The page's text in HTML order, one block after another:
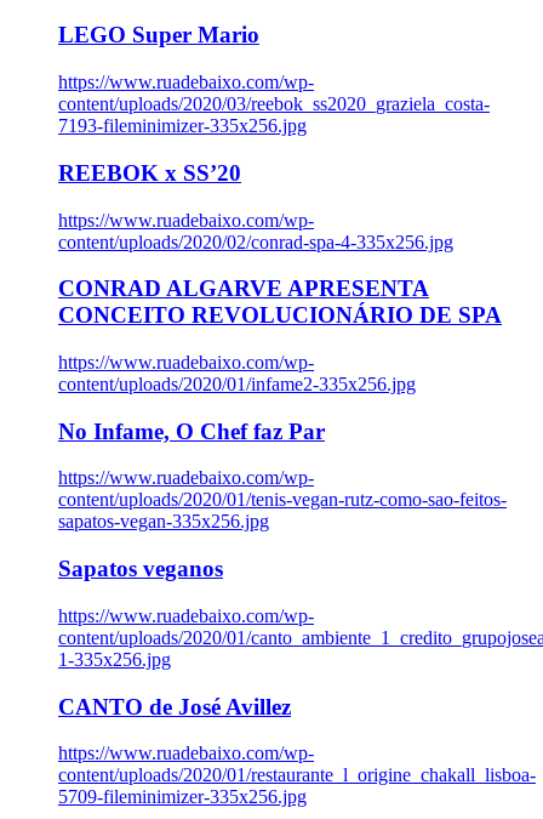
LEGO Super Mario
https://www.ruadebaixo.com/wp-
content/uploads/2020/03/reebok_ss2020_graziela_costa-
7193-fileminimizer-335x256.jpg
REEBOK x SS’20
https://www.ruadebaixo.com/wp-
content/uploads/2020/02/conrad-spa-4-335x256.jpg
CONRAD ALGARVE APRESENTA
CONCEITO REVOLUCIONÁRIO DE SPA
https://www.ruadebaixo.com/wp-
content/uploads/2020/01/infame2-335x256.jpg
No Infame, O Chef faz Par
https://www.ruadebaixo.com/wp-
content/uploads/2020/01/tenis-vegan-rutz-como-sao-feitos-
sapatos-vegan-335x256.jpg
Sapatos veganos
https://www.ruadebaixo.com/wp-
content/uploads/2020/01/
1-335x256.jpg
CANTO de José Avillez
https://www.ruadebaixo.com/wp-
content/uploads/2020/01/restaurante_l_origine_chakall_lisboa-
5709-fileminimizer-335x256.jpg